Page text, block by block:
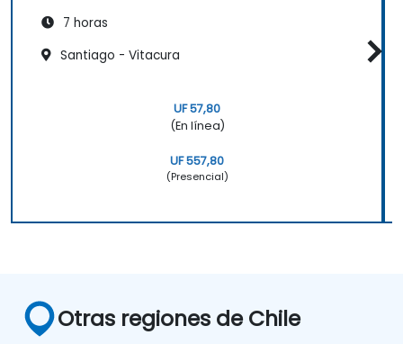
7 horas
Santiago - Vitacura
UF 57,80
(En línea)
UF 557,80
(Presencial)
Otras regiones de Chile